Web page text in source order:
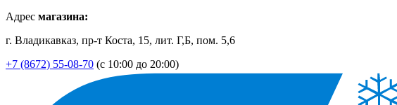
Адрес магазина:
г. Владикавказ, пр-т Коста, 15, лит. Г,Б, пом. 5,6
+7 (8672) 55-08-70 (с 10:00 до 20:00)